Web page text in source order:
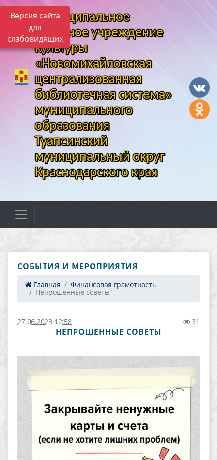
Версия сайта
для
слабовидящих
Муниципальное
казенное учреждение
культуры
«Новомихайловская
централизованная
библиотечная система»
муниципального
образования
Туапсинский
муниципальный округ
Краснодарского края
СОБЫТИЯ И МЕРОПРИЯТИЯ
Главная
Финансовая грамотность
Непрошенные советы
27.06.2023 12:58 31
НЕПРОШЕННЫЕ СОВЕТЫ